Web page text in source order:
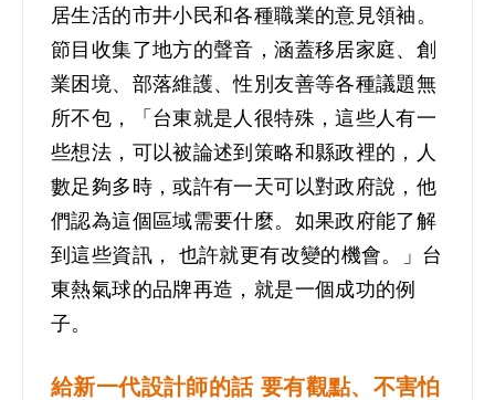
居生活的市井小民和各種職業的意見領袖。
節目收集了地方的聲音，涵蓋移居家庭、創
業困境、部落維護、性別友善等各種議題無
所不包，「台東就是人很特殊，這些人有一
些想法，可以被論述到策略和縣政裡的，人
數足夠多時，或許有一天可以對政府說，他
們認為這個區域需要什麼。如果政府能了解
到這些資訊， 也許就更有改變的機會。」台
東熱氣球的品牌再造，就是一個成功的例
子。
給新一代設計師的話 要有觀點、不害怕